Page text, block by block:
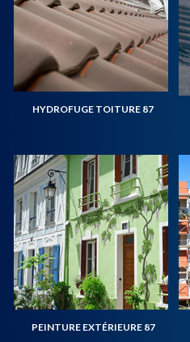
HYDROFUGE TOITURE 87
PEINTURE EXTÉRIEURE 87